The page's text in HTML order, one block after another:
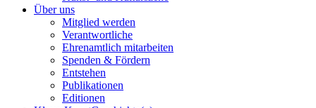
Über uns
Mitglied werden
Verantwortliche
Ehrenamtlich mitarbeiten
Spenden & Fördern
Entstehen
Publikationen
Editionen